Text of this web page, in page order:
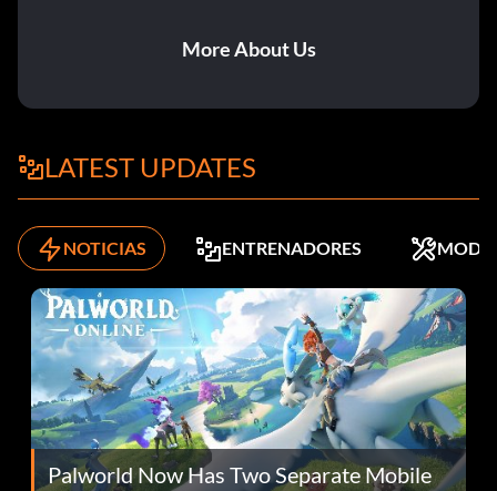
More About Us
LATEST UPDATES
NOTICIAS ENTRENADORES MODS
Palworld Now Has Two Separate Mobile